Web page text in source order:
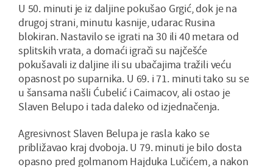
U 50. minuti je iz daljine pokušao Grgić, dok je na
drugoj strani, minutu kasnije, udarac Rusina
blokiran. Nastavilo se igrati na 30 ili 40 metara od
splitskih vrata, a domaći igrači su najčešće
pokušavali iz daljine ili su ubačajima tražili veću
opasnost po suparnika. U 69. i 71. minuti tako su se
u šansama našli Ćubelić i Caimacov, ali ostao je
Slaven Belupo i tada daleko od izjednačenja.
Agresivnost Slaven Belupa je rasla kako se
približavao kraj dvoboja. U 79. minuti je bilo dosta
opasno pred golmanom Hajduka Lučićem, a nakon